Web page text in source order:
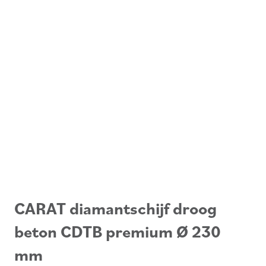
CARAT diamantschijf droog
beton CDTB premium Ø 230
mm